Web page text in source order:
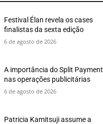
Festival Élan revela os cases
finalistas da sexta edição
6 de agosto de 2026
A importância do Split Payment
nas operações publicitárias
6 de agosto de 2026
Patricia Kamitsuji assume a